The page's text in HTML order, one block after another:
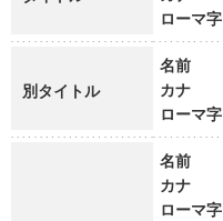
ローマ字
別タイトル
名前
カナ
ローマ字
名前
カナ
ローマ字